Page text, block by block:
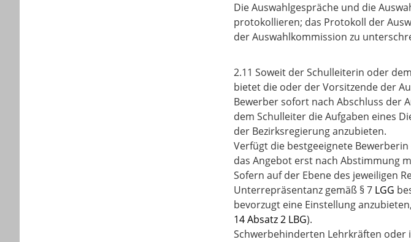
Die Auswahlgespräche und die
protokollieren; das Protokoll der
der Auswahlkommission zu
2.11 Soweit der Schulleiterin oder
bietet die oder der Vorsitzende der
Bewerber sofort nach Abschluss der
dem Schulleiter die Aufgaben eines
der Bezirksregierung anzubieten.
Verfügt die bestgeeignete
das Angebot erst nach Abstimmung
Sofern auf der Ebene des jeweiligen
Unterrepräsentanz gemäß § 7 LGG
bevorzugt eine Einstellung
14 Absatz 2 LBG).
Schwerbehinderten Lehrkräften